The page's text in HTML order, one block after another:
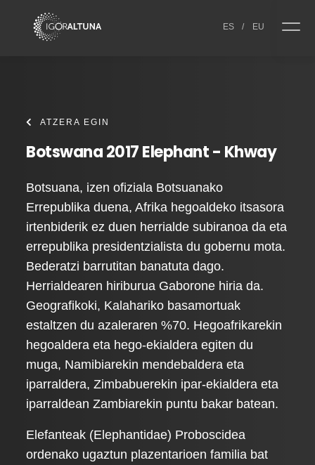
ES / EU
ATZERA EGIN
Botswana 2017 Elephant - Khway
Botsuana, izen ofiziala Botsuanako
Errepublika duena, Afrika hegoaldeko itsasora
irtenbiderik ez duen herrialde subiranoa da eta
errepublika presidentzialista du gobernu mota.
Bederatzi barrutitan banatuta dago.
Herrialdearen hiriburua Gaborone hiria da.
Geografikoki, Kalahariko basamortuak
estaltzen du azaleraren %70. Hegoafrikarekin
hegoaldera eta hego-ekialdera egiten du
muga, Namibiarekin mendebaldera eta
iparraldera, Zimbabuerekin ipar-ekialdera eta
iparraldean Zambiarekin puntu bakar batean.
Elefanteak (Elephantidae) Proboscidea
ordenako ugaztun plazentarioen familia bat